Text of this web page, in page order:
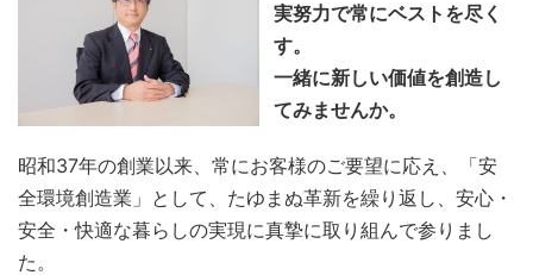
実努力で常にベストを尽く
す。
一緒に新しい価値を創造し
てみませんか。
昭和37年の創業以来、常にお客様のご要望に応え、「安
全環境創造業」として、たゆまぬ革新を繰り返し、安心・
安全・快適な暮らしの実現に真摯に取り組んで参りまし
た。